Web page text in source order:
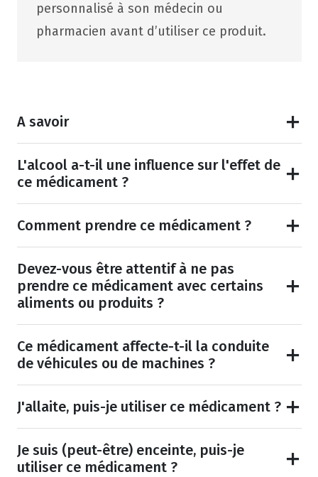
personnalisé à son médecin ou
pharmacien avant d’utiliser ce produit.
A savoir
L'alcool a-t-il une influence sur l'effet de
ce médicament ?
Comment prendre ce médicament ?
Devez-vous être attentif à ne pas
prendre ce médicament avec certains
aliments ou produits ?
Ce médicament affecte-t-il la conduite
de véhicules ou de machines ?
J'allaite, puis-je utiliser ce médicament ?
Je suis (peut-être) enceinte, puis-je
utiliser ce médicament ?